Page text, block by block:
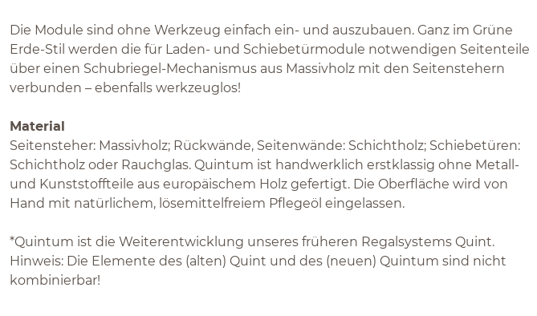
Die Module sind ohne Werkzeug einfach ein- und auszubauen. Ganz im Grüne
Erde-Stil werden die für Laden- und Schiebetürmodule notwendigen Seitenteile
über einen Schubriegel-Mechanismus aus Massivholz mit den Seitenstehern
verbunden – ebenfalls werkzeuglos!
Material
Seitensteher: Massivholz; Rückwände, Seitenwände: Schichtholz; Schiebetüren:
Schichtholz oder Rauchglas. Quintum ist handwerklich erstklassig ohne Metall-
und Kunststoffteile aus europäischem Holz gefertigt. Die Oberfläche wird von
Hand mit natürlichem, lösemittelfreiem Pflegeöl eingelassen.
*Quintum ist die Weiterentwicklung unseres früheren Regalsystems Quint.
Hinweis: Die Elemente des (alten) Quint und des (neuen) Quintum sind nicht
kombinierbar!